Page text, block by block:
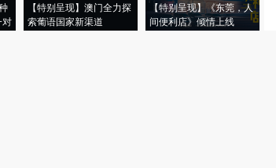
对
【特别呈现】澳门全力探
索葡语国家新渠道
【特别呈现】《东莞，人
间便利店》倾情上线